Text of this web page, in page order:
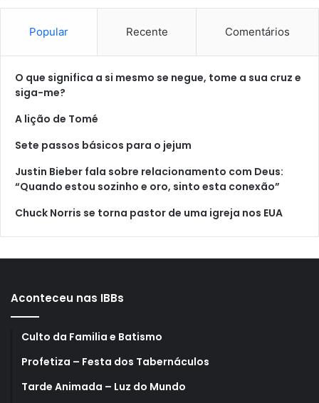
Popular Recente Comentários
O que significa a si mesmo se negue, tome a sua cruz e
siga-me?
A lição de Tomé
Sete passos básicos para o jejum
Justin Bieber fala sobre relacionamento com Deus:
“Quando estou sozinho e oro, sinto esta conexão”
Chuck Norris se torna pastor de uma igreja nos EUA
Aconteceu nas IBBs
Culto da Familia e Batismo
Profetiza – Festa dos Tabernáculos
Tarde Animada – Luz do Mundo